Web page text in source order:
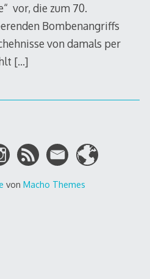
vor, die zum 70.
Bombenangriffs
von damals per
[…]
von Macho Themes